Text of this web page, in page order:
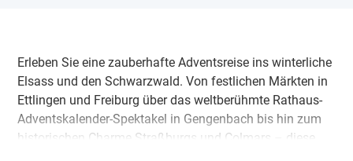
Erleben Sie eine zauberhafte Adventsreise ins winterliche
Elsass und den Schwarzwald. Von festlichen Märkten in
Ettlingen und Freiburg über das weltberühmte Rathaus-
Adventskalender-Spektakel in Gengenbach bis hin zum
historischen Charme Straßburgs und Colmars – diese